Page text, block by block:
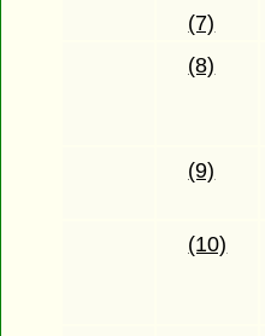
(7)
(8)
(9)
(10)